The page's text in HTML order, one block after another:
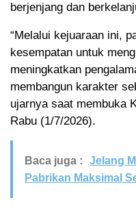
berjenjang dan
“Melalui kejuaraan ini,
kesempatan untuk
meningkatkan
membangun karakter
ujarnya saat membuka
Rabu (1/7/2026).
Baca juga :
Jelang
Pabrikan Maksimal